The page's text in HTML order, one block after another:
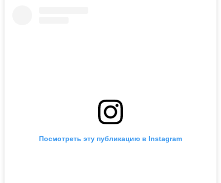
Посмотреть эту публикацию в Instagram